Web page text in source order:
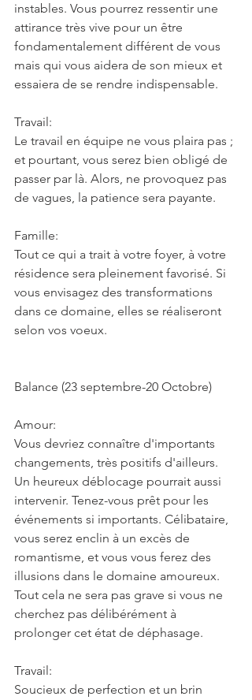
instables. Vous pourrez ressentir une
attirance très vive pour un être
fondamentalement différent de vous
mais qui vous aidera de son mieux et
essaiera de se rendre indispensable.
Travail:
Le travail en équipe ne vous plaira pas ;
et pourtant, vous serez bien obligé de
passer par là. Alors, ne provoquez pas
de vagues, la patience sera payante.
Famille:
Tout ce qui a trait à votre foyer, à votre
résidence sera pleinement favorisé. Si
vous envisagez des transformations
dans ce domaine, elles se réaliseront
selon vos voeux.
Balance (23 septembre-20 Octobre)
Amour:
Vous devriez connaître d'importants
changements, très positifs d'ailleurs.
Un heureux déblocage pourrait aussi
intervenir. Tenez-vous prêt pour les
événements si importants. Célibataire,
vous serez enclin à un excès de
romantisme, et vous vous ferez des
illusions dans le domaine amoureux.
Tout cela ne sera pas grave si vous ne
cherchez pas délibérément à
prolonger cet état de déphasage.
Travail:
Soucieux de perfection et un brin